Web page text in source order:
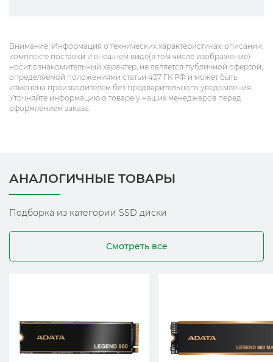
Внимание! Информация о технических характеристиках, описании,
комплекте поставки и внешнем виде(в том числе изображение)
носит ознакомительный характер, не является публичной офертой,
определяемой положениями статьи 437 ГК РФ и может быть
изменена производителем без предварительного уведомления.
Уточняйте информацию о товаре у наших менеджеров перед
оформлением заказа.
АНАЛОГИЧНЫЕ ТОВАРЫ
Подборка из категории SSD диски
Смотреть все